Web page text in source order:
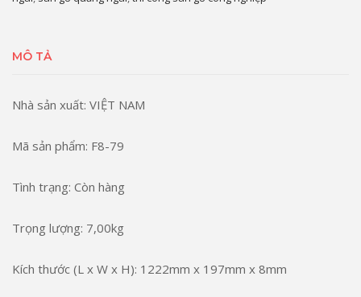
MÔ TẢ
Nhà sản xuất: VIỆT NAM
Mã sản phẩm: F8-79
Tình trạng: Còn hàng
Trọng lượng: 7,00kg
Kích thước (L x W x H): 1222mm x 197mm x 8mm